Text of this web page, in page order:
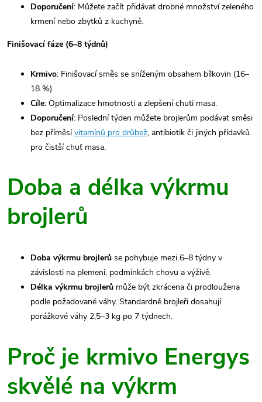
Doporučení: Můžete začít přidávat drobné množství zeleného
krmení nebo zbytků z kuchyně.
Finišovací fáze (6–8 týdnů)
Krmivo: Finišovací směs se sníženým obsahem bílkovin (16–
18 %).
Cíle: Optimalizace hmotnosti a zlepšení chuti masa.
Doporučení: Poslední týden můžete brojlerům podávat směsi
bez příměsívitamínů pro drůbež, antibiotik či jiných přídavků
pro čistší chuť masa.
Doba a délka výkrmu
brojlerů
Doba výkrmu brojlerů se pohybuje mezi 6–8 týdny v
závislosti na plemeni, podmínkách chovu a výživě.
Délka výkrmu brojlerů může být zkrácena či prodloužena
podle požadované váhy. Standardně brojleři dosahují
porážkové váhy 2,5–3 kg po 7 týdnech.
Proč je krmivo Energys
skvělé na výkrm